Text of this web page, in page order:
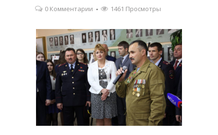
0 Комментарии
1461 Просмотры